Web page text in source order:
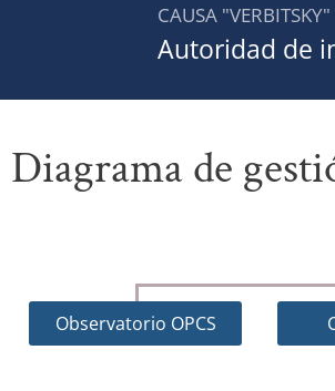
CAUSA "VERBITSKY"
Autoridad de
Diagrama de
Observatorio OPCS